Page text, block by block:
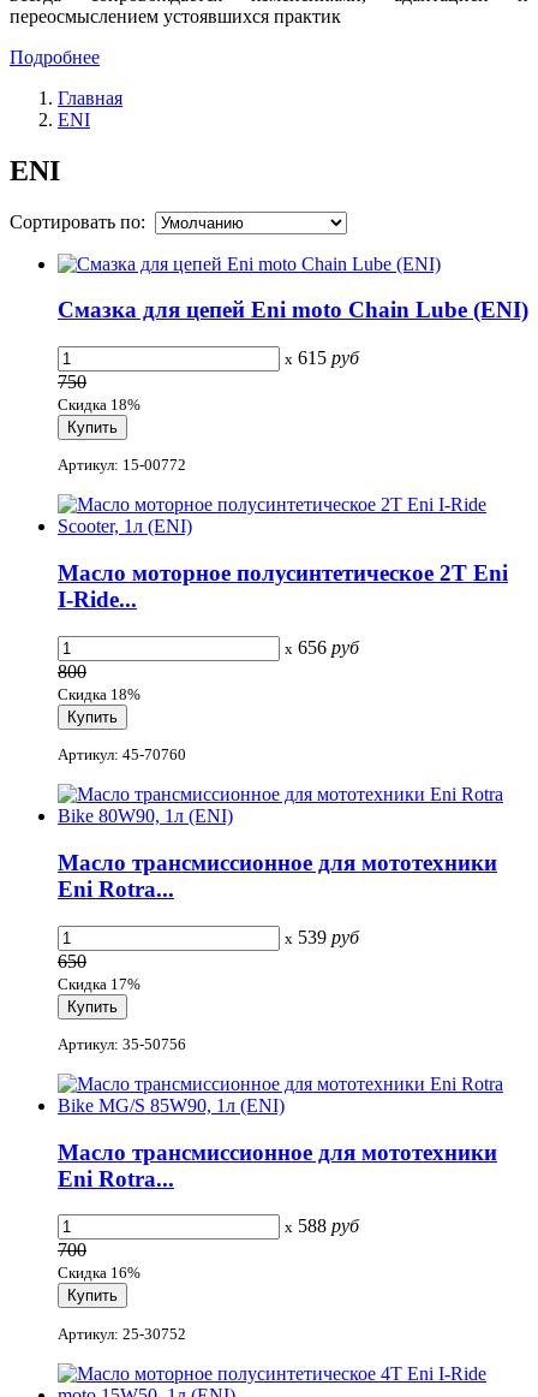
переосмыслением устоявшихся практик
Подробнее
Главная
ENI
ENI
Сортировать по:
Смазка для цепей Eni moto Chain Lube (ENI)
x 615 руб
750
Скидка 18%
Артикул: 15-00772
Масло моторное полусинтетическое 2T Eni
I-Ride...
x 656 руб
800
Скидка 18%
Артикул: 45-70760
Масло трансмиссионное для мототехники
Eni Rotra...
x 539 руб
650
Скидка 17%
Артикул: 35-50756
Масло трансмиссионное для мототехники
Eni Rotra...
x 588 руб
700
Скидка 16%
Артикул: 25-30752